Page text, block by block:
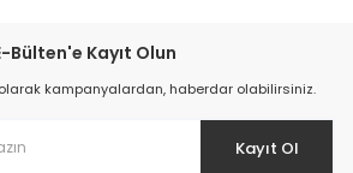
Bülten'e Kayıt Olun
kampanyalardan, haberdar olabilirsiniz.
Kayıt Ol